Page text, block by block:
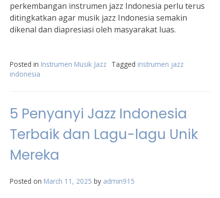
perkembangan instrumen jazz Indonesia perlu terus
ditingkatkan agar musik jazz Indonesia semakin
dikenal dan diapresiasi oleh masyarakat luas.
Posted in Instrumen Musik Jazz Tagged instrumen jazz
indonesia
5 Penyanyi Jazz Indonesia
Terbaik dan Lagu-lagu Unik
Mereka
Posted on March 11, 2025 by admin915